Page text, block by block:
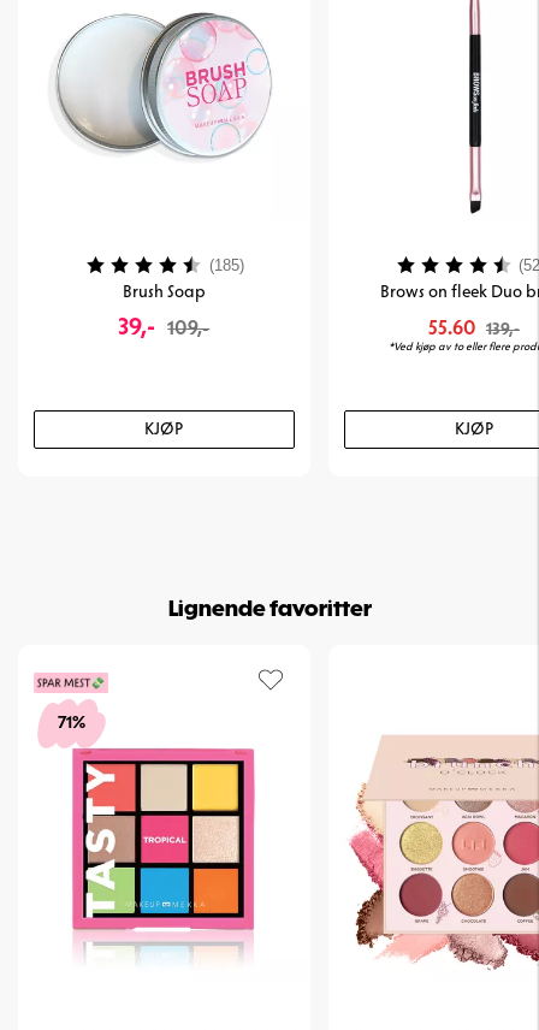
Brush Soap
39,- 109,-
KJØP
Karakter: (185)4.4 av 5 mulige
Brows on fleek Duo
55.60 139,-
*Ved kjøp av to eller flere
KJØP
Karakter:
Lignende favoritter
71%